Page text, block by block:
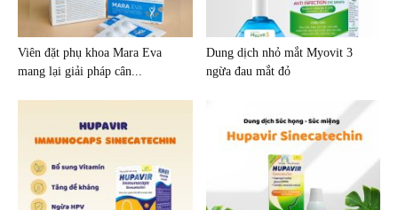
Viên đặt phụ khoa Mara Eva
mang lại giải pháp cân...
Dung dịch nhỏ mắt Myovit 3
ngừa đau mắt đỏ